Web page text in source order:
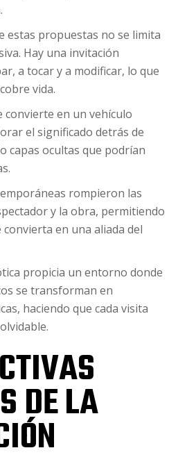
estas propuestas no se limita
Hay una invitación
a tocar y a modificar, lo que
vida.
convierte en un vehículo
el significado detrás de
capas ocultas que podrían
rompieron las
y la obra, permitiendo
en una aliada del
propicia un entorno donde
se transforman en
haciendo que cada visita
DE LA